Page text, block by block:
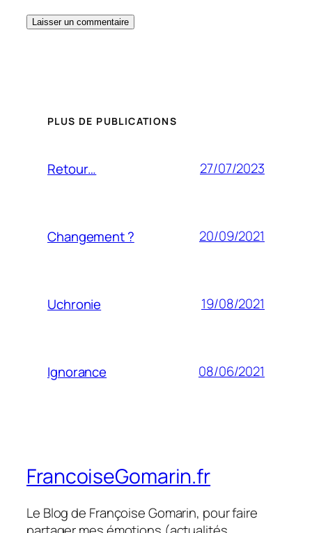
PLUS DE PUBLICATIONS
Retour… 27/07/2023
Changement ? 20/09/2021
Uchronie 19/08/2021
Ignorance 08/06/2021
FrancoiseGomarin.fr
Le Blog de Françoise Gomarin, pour faire